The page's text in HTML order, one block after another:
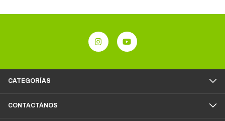
CATEGORÍAS
CONTACTÁNOS